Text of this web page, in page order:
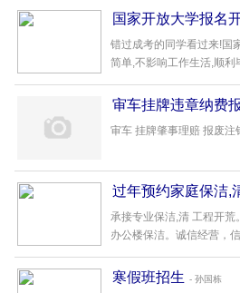
国家开放大学报名
错过成考的同学看过来!国
简单,不影响工作生活,顺利
审车挂牌违章纳费
审车 挂牌肇事理赔 报废注
过年预约家庭保洁,
承接专业保洁,清 工程开
办公楼保洁。诚信经营，
寒假班招生 - 孙国栋